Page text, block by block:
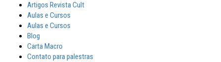
Artigos Revista Cult
Aulas e Cursos
Aulas e Cursos
Blog
Carta Macro
Contato para palestras